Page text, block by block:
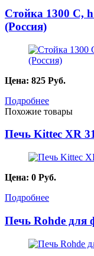
Стойка 1300 С,
(Россия)
Цена: 825 Руб.
Подробнее
Похожие товары
Печь Kittec XR
Цена: 0 Руб.
Подробнее
Печь Rohde для